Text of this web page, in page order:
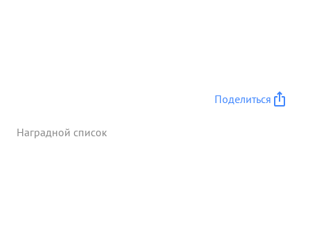
Поделиться
Наградной список